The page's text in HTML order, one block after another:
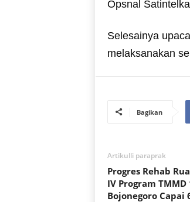
Opsnal
Selesainya
melaksanakan
Bagikan
Artikulli paraprak
Progres Rehab
IV Program
Bojonegoro Capai